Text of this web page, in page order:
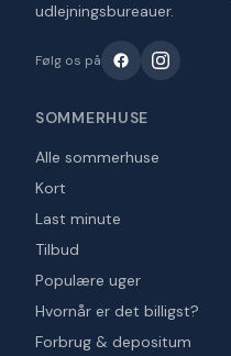
udlejningsbureauer.
Følg os på
SOMMERHUSE
Alle sommerhuse
Kort
Last minute
Tilbud
Populære uger
Hvornår er det billigst?
Forbrug & depositum